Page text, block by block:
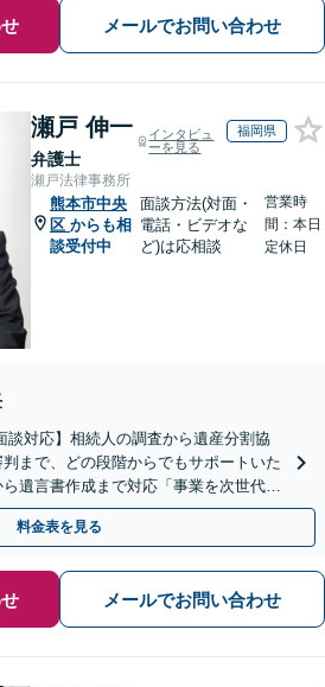
メールでお問い合わせ
瀬戸 伸一
弁護士
インタビュ
ーを見る
福岡県
瀬戸法律事務所
熊本市中央
区 からも相
談受付中
面談方法(対面・
電話・ビデオな
ど)は応相談
営業時
間：本日
定休日
談対応】相続人の調査から遺産分割協
まで、どの段階からでもサポートいた
遺言書作成まで対応「事業を次世代に
ート」【完全個室相談】
料金表を見る
メールでお問い合わせ